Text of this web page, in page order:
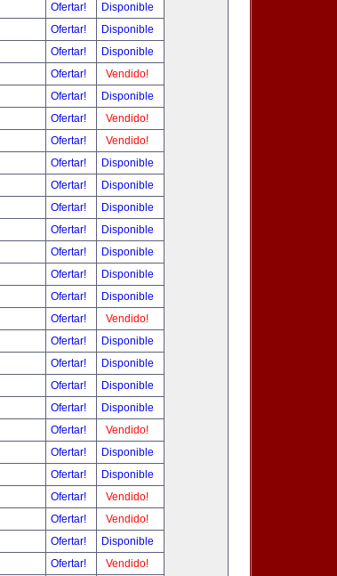
Ofertar!
Disponible
Ofertar!
Disponible
Ofertar!
Disponible
Ofertar!
Vendido!
Ofertar!
Disponible
Ofertar!
Vendido!
Ofertar!
Vendido!
Ofertar!
Disponible
Ofertar!
Disponible
Ofertar!
Disponible
Ofertar!
Disponible
Ofertar!
Disponible
Ofertar!
Disponible
Ofertar!
Disponible
Ofertar!
Vendido!
Ofertar!
Disponible
Ofertar!
Disponible
Ofertar!
Disponible
Ofertar!
Disponible
Ofertar!
Vendido!
Ofertar!
Disponible
Ofertar!
Disponible
Ofertar!
Vendido!
Ofertar!
Vendido!
Ofertar!
Disponible
Ofertar!
Vendido!